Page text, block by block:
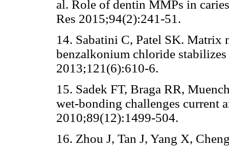
al. Role of dentin MMPs in
Res 2015;94(2):241-51.
14. Sabatini C, Patel SK.
benzalkonium chloride
2013;121(6):610-6.
15. Sadek FT, Braga RR,
wet-bonding challenges current
2010;89(12):1499-504.
16. Zhou J, Tan J, Yang X,